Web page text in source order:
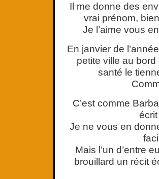
Il me donne des
vrai prénom,
Je l’aime vous
En janvier de
petite ville au
santé le
C’est comme
Je ne vous en
Mais l’un d’entre
brouillard un récit